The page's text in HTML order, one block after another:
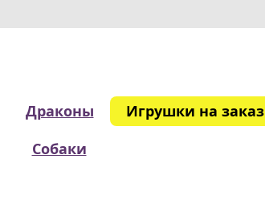
Драконы Игрушки на заказ
Собаки